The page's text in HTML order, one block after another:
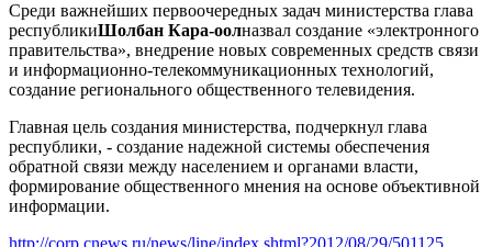
Среди важнейших первоочередных задач министерства глава
республикиШолбан Кара-оолназвал создание «электронного
правительства», внедрение новых современных средств связи
и информационно-телекоммуникационных технологий,
создание регионального общественного телевидения.
Главная цель создания министерства, подчеркнул глава
республики, - создание надежной системы обеспечения
обратной связи между населением и органами власти,
формирование общественного мнения на основе объективной
информации.